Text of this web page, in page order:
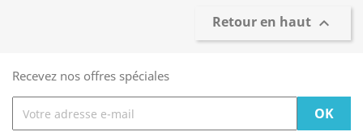
Retour en haut 
Recevez nos offres spéciales